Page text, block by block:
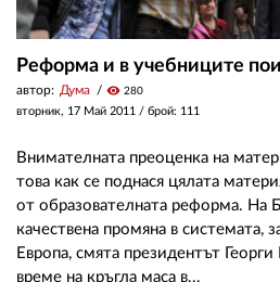
Реформа и в учебниците
автор: Дума visibility 280
вторник, 17 Май 2011 / брой: 111
Внимателната преоценка на
това как се поднася цялата
от образователната реформа. На
качествена промяна в системата,
Европа, смята президентът
време на кръгла маса в...